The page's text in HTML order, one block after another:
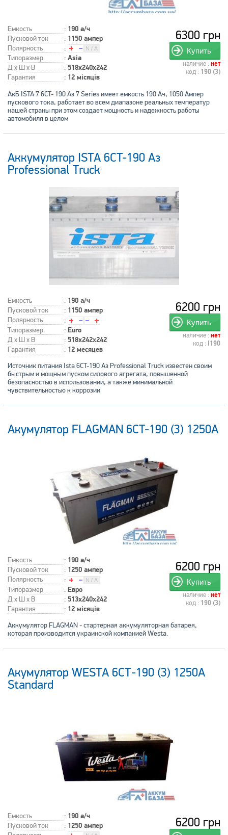
Емкость : 190 а/ч
Пусковой ток : 1150 ампер
Полярность
:
Типоразмер
: Asia
Д x Ш x В : 518x240x242
Гарантия : 12 місяців
6300 грн
Купить
наличие : нет
код : 190 (3)
АкБ ISTA 7 6CT- 190 Аз 7 Series имеет емкость 190 Ач, 1050 Ампер
пускового тока, работает во всем диапазоне реальных температур
нашей страны при этом создает мощность и надежность работы
автомобиля в целом
Аккумулятор ISTA 6CT-190 Аз
Professional Truck
Емкость : 190 а/ч
Пусковой ток : 1150 ампер
Полярность
:
Типоразмер
: Euro
Д x Ш x В : 518x242x242
Гарантия : 12 месяцев
6200 грн
Купить
наличие : нет
код : I190
Источник питания Ista 6CT-190 Аз Professional Truck известен своим
быстрым и мощным пуском силового агрегата, повышенной
безопасностью в использовании, а также минимальной
чувствительностью к коррозии
Акумулятор FLAGMAN 6CT-190 (3) 1250А
Емкость : 190 а/ч
Пусковой ток : 1250 ампер
Полярность
:
Типоразмер
: Евро
Д x Ш x В : 513x240x242
Гарантия : 12 місяців
6200 грн
Купить
наличие : нет
код : 190 (3)
Аккумулятор FLAGMAN - стартерная аккумуляторная батарея,
которая производится украинской компанией Westa.
Акумулятор WESTA 6СТ-190 (3) 1250A
Standard
Емкость : 190 а/ч
Пусковой ток : 1250 ампер 6200 грн